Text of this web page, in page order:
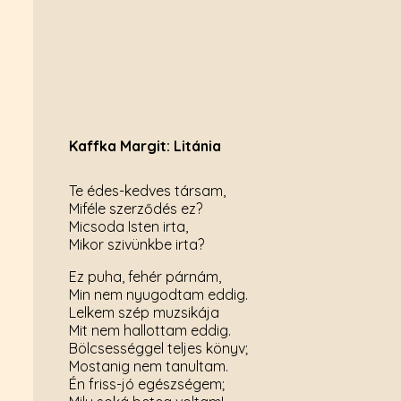
Kaffka Margit: Litánia
Te édes-kedves társam,
Miféle szerződés ez?
Micsoda Isten irta,
Mikor szivünkbe irta?
Ez puha, fehér párnám,
Min nem nyugodtam eddig.
Lelkem szép muzsikája
Mit nem hallottam eddig.
Bölcsességgel teljes könyv;
Mostanig nem tanultam.
Én friss-jó egészségem;